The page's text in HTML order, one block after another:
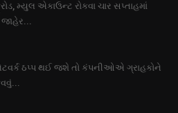
મ્યુલ એકાઉન્ટ રોકવા ચાર સપ્તાહમાં
ઠપ્પ થઈ જશે તો કંપનીઓએ ગ્રાહકોને